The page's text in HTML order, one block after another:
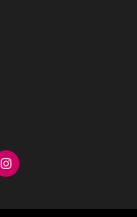
I
n
s